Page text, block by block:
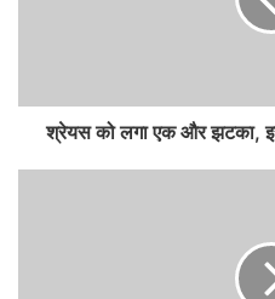
श्रेयस को लगा एक और झटका, इस